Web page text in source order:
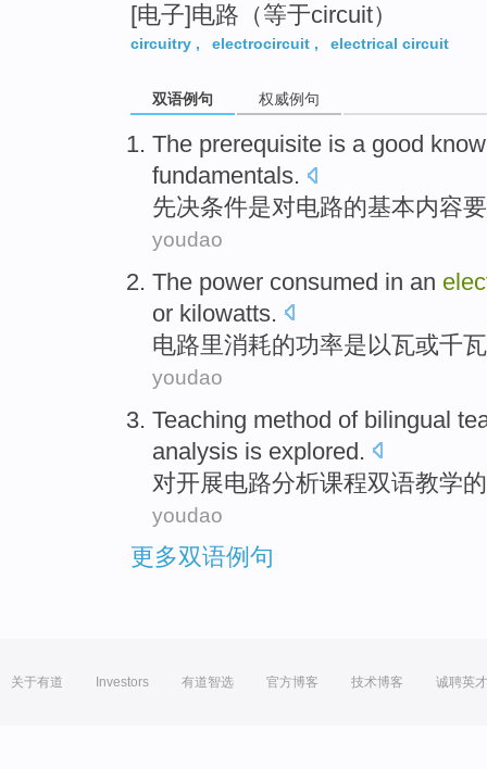
[电子]电路（等于circuit）
circuitry , electrocircuit , electrical circuit
双语例句 权威例句
The prerequisite is a good
fundamentals.
先决条件是对电路的基本内容要
youdao
The power consumed in an
or kilowatts.
电路里消耗的功率是以瓦或千
youdao
Teaching method of bilingual
analysis is explored.
对开展电路分析课程双语教学的
youdao
更多双语例句
关于有道 Investors 有道智选 官方博客 技术博客 诚聘英才